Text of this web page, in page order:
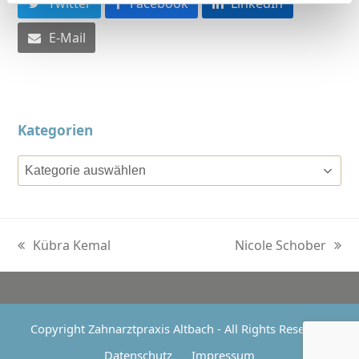
E-Mail
Kategorien
Kategorien
vorheriger
Beitrag:
Kübra Kemal
Nächster
Beitrag:
Nicole Schober
Copyright Zahnarztpraxis Altbach - All Rights Reserved
Datenschutz
Impressum